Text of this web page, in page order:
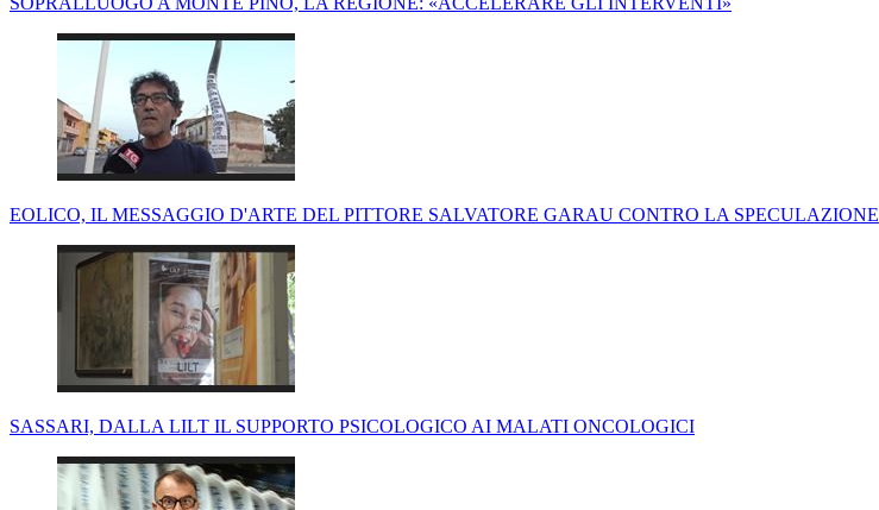
EOLICO, IL MESSAGGIO D'ARTE DEL PITTORE SALVATORE GARAU CONTRO LA SPECULAZIONE
SASSARI, DALLA LILT IL SUPPORTO PSICOLOGICO AI MALATI ONCOLOGICI